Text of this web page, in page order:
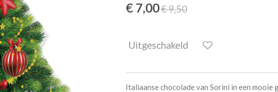
€ 7,00€ 9,50
Uitgeschakeld
Italiaanse chocolade van Sorini in een mooie